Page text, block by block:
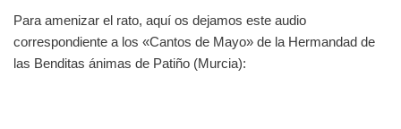
Para amenizar el rato, aquí os dejamos este audio
correspondiente a los «Cantos de Mayo» de la Hermandad de
las Benditas ánimas de Patiño (Murcia):